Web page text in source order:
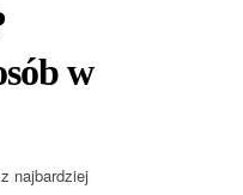
w
najbardziej